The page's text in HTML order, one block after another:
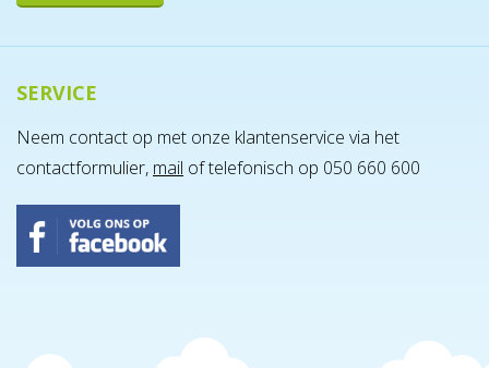
SERVICE
Neem contact op met onze klantenservice via het
contactformulier, mail of telefonisch op 050 660 600